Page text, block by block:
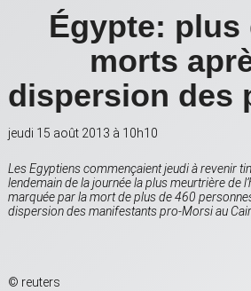
Égypte: plus
morts
dispersion des
jeudi 15 août 2013 à 10h10
Les Egyptiens commençaient jeudi à revenir
lendemain de la journée la plus meurtrière de
marquée par la mort de plus de 460
dispersion des manifestants pro-Morsi au
© reuters